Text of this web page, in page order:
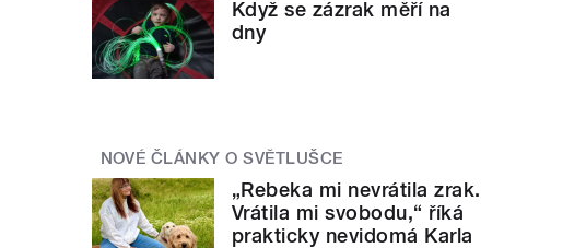
Když se zázrak měří na
dny
NOVÉ ČLÁNKY O SVĚTLUŠCE
„Rebeka mi nevrátila zrak.
Vrátila mi svobodu,“ říká
prakticky nevidomá Karla